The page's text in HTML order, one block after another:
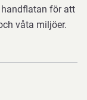
för att
våta miljöer.